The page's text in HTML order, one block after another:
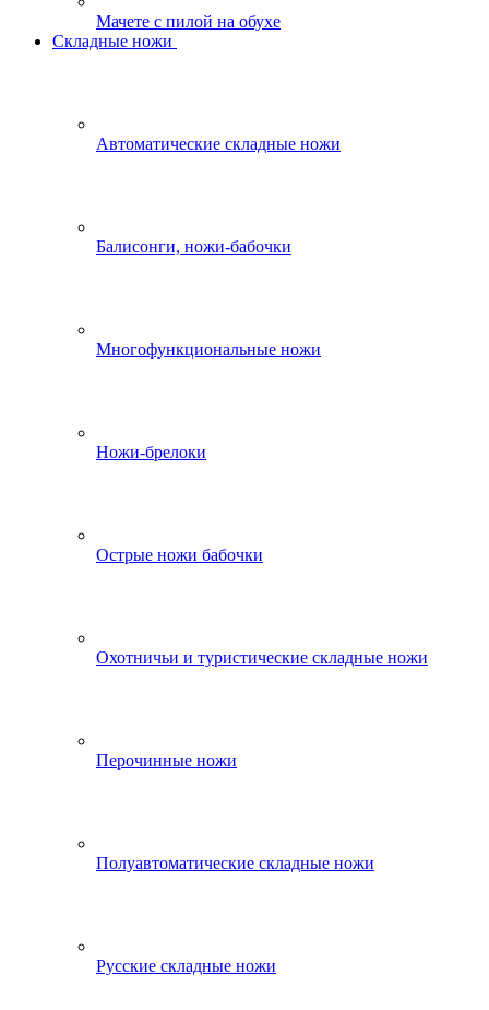
Мачете с пилой на обухе
Складные ножи
Автоматические складные ножи
Балисонги, ножи-бабочки
Многофункциональные ножи
Ножи-брелоки
Острые ножи бабочки
Охотничьи и туристические складные ножи
Перочинные ножи
Полуавтоматические складные ножи
Русские складные ножи